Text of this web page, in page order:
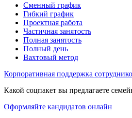
Сменный график
Гибкий график
Проектная работа
Частичная занятость
Полная занятость
Полный день
Вахтовый метод
Корпоративная поддержка
Какой соцпакет вы предлагаете
Оформляйте кандидатов онлайн